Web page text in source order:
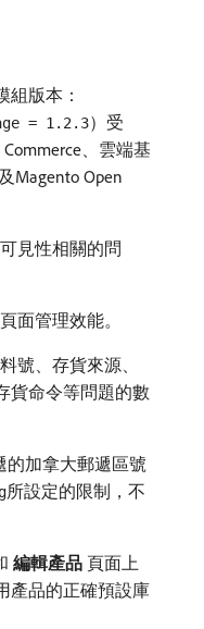
組版本：
= 1.2.3）受
、雲端基
Magento Open
見性相關的問
面管理效能。
號、存貨來源、
貨命令等問題的數
的加拿大郵遞區號
所設定的限制，不
編輯產品 ​頁面上
產品的正確預設庫